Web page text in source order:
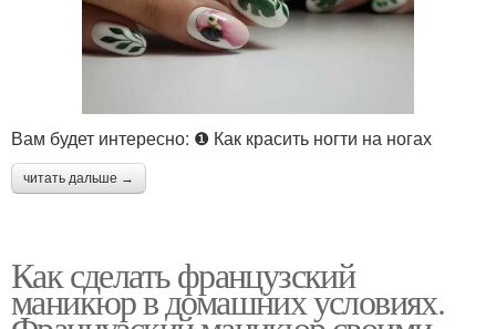
Вам будет интересно: ❶ Как красить ногти на ногах
читать дальше →
Как сделать французский
маникюр в домашних условиях.